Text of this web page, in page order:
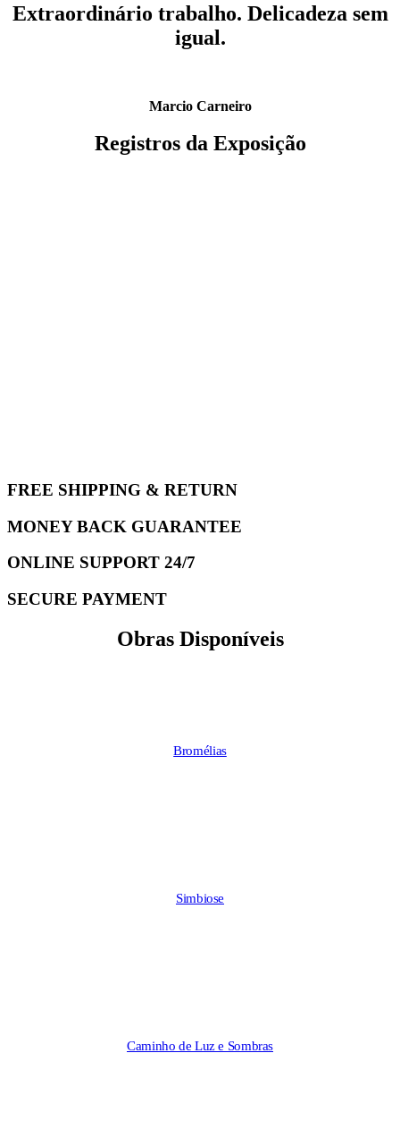
Extraordinário trabalho. Delicadeza sem
igual.
Marcio Carneiro
Registros da Exposição
FREE SHIPPING & RETURN
MONEY BACK GUARANTEE
ONLINE SUPPORT 24/7
SECURE PAYMENT
Obras Disponíveis
Bromélias
Simbiose
Caminho de Luz e Sombras